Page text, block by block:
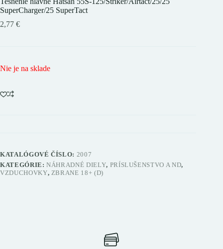
SuperCharger/25 SuperTact
2,77 €
Nie je na sklade
KATALÓGOVÉ ČÍSLO: 2007
KATEGÓRIE:NÁHRADNÉ DIELY, PRÍSLUŠENSTVO A ND,
VZDUCHOVKY, ZBRANE 18+ (D)